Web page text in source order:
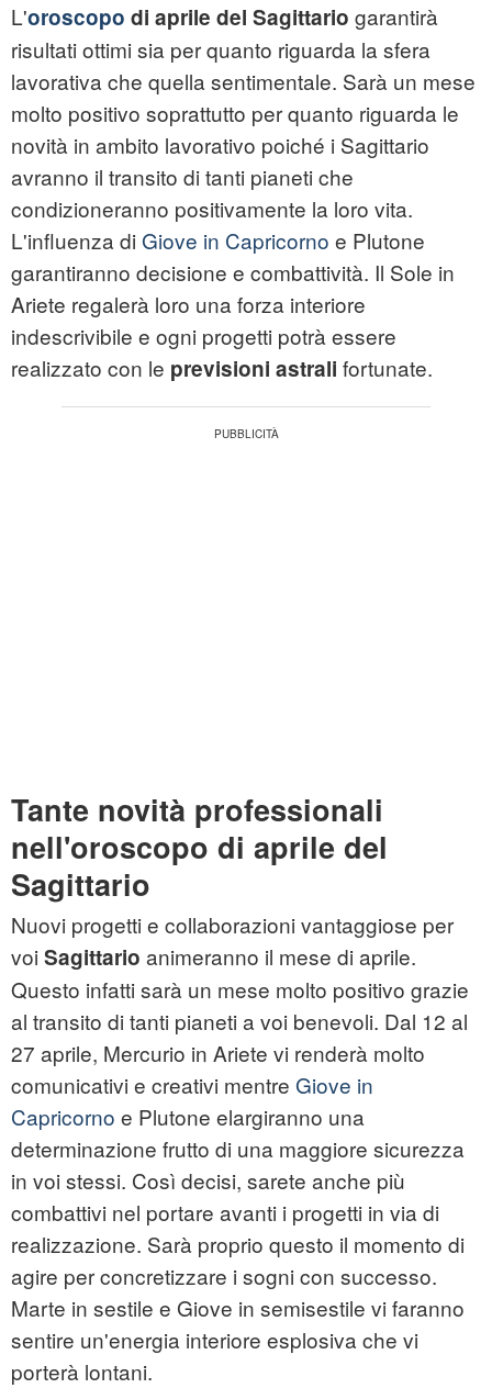
L'oroscopo di aprile del Sagittario garantirà
risultati ottimi sia per quanto riguarda la sfera
lavorativa che quella sentimentale. Sarà un mese
molto positivo soprattutto per quanto riguarda le
novità in ambito lavorativo poiché i Sagittario
avranno il transito di tanti pianeti che
condizioneranno positivamente la loro vita.
L'influenza di Giove in Capricorno e Plutone
garantiranno decisione e combattività. Il Sole in
Ariete regalerà loro una forza interiore
indescrivibile e ogni progetti potrà essere
realizzato con le previsioni astrali fortunate.
Tante novità professionali
nell'oroscopo di aprile del
Sagittario
Nuovi progetti e collaborazioni vantaggiose per
voi Sagittario animeranno il mese di aprile.
Questo infatti sarà un mese molto positivo grazie
al transito di tanti pianeti a voi benevoli. Dal 12 al
27 aprile, Mercurio in Ariete vi renderà molto
comunicativi e creativi mentre Giove in
Capricorno e Plutone elargiranno una
determinazione frutto di una maggiore sicurezza
in voi stessi. Così decisi, sarete anche più
combattivi nel portare avanti i progetti in via di
realizzazione. Sarà proprio questo il momento di
agire per concretizzare i sogni con successo.
Marte in sestile e Giove in semisestile vi faranno
sentire un'energia interiore esplosiva che vi
porterà lontani.